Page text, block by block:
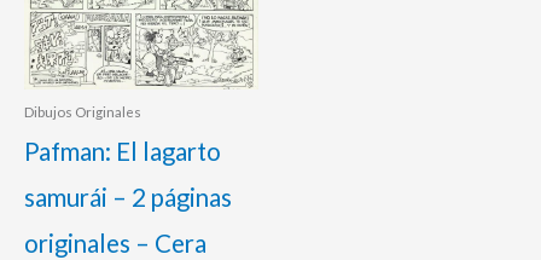
Dibujos Originales
Pafman: El lagarto
samurái – 2 páginas
originales – Cera